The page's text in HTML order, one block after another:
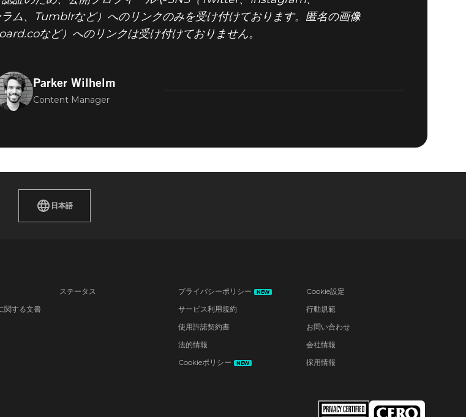
、Tumblrなど）へのリンクのみを受け付けております。匿名の画像
など）へのリンクは受け付けておりません。
Parker Wilhelm
Content Manager
日本語
関する文書
ステータス プライバシーポリシー NEW
サービス利用規約
使用許諾契約書
法的情報
Cookieポリシー
NEW
Cookie設定
行動規範
お問い合わせ
会社情報
採用情報